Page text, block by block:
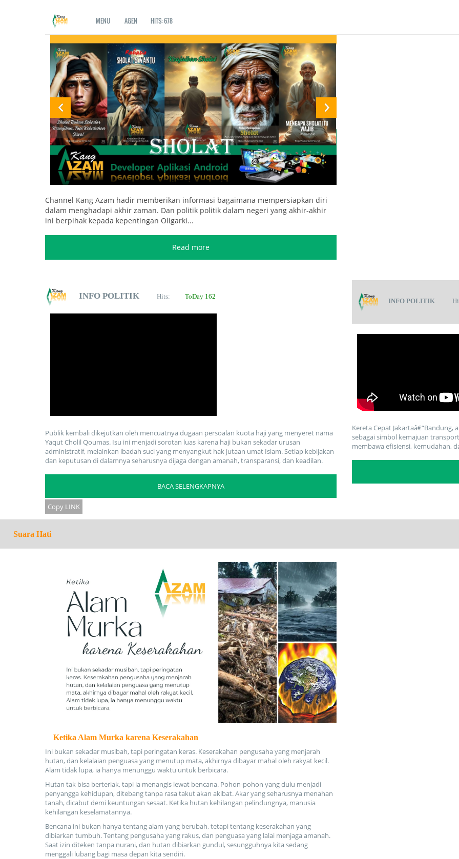
MENU AGEN HITS: 678
Channel Kang Azam hadir memberikan informasi bagaimana mempersiapkan diri
dalam menghadapi akhir zaman. Dan politik politik dalam negeri yang akhir-akhir
ini berpihak kepada kepentingan Oligarki...
Read more
INFO POLITIK Hits: ToDay 162
Publik kembali dikejutkan oleh mencuatnya dugaan persoalan kuota haji yang menyeret nama
Yaqut Cholil Qoumas. Isu ini menjadi sorotan luas karena haji bukan sekadar urusan
administratif, melainkan ibadah suci yang menyangkut hak jutaan umat Islam. Setiap kebijakan
dan keputusan di dalamnya seharusnya dijaga dengan amanah, transparansi, dan keadilan.
BACA SELENGKAPNYA
Copy LINK
INFO POLITIK
Kereta Cepat
sebagai simbol kemajuan
membawa efisiensi, kemudahan,
Suara Hati
Ketika Alam Murka karena Keserakahan
Ini bukan sekadar musibah, tapi peringatan keras. Keserakahan pengusaha yang menjarah
hutan, dan kelalaian penguasa yang menutup mata, akhirnya dibayar mahal oleh rakyat kecil.
Alam tidak lupa, ia hanya menunggu waktu untuk berbicara.
Hutan tak bisa berteriak, tapi ia menangis lewat bencana. Pohon-pohon yang dulu menjadi
penyangga kehidupan, ditebang tanpa rasa takut akan akibat. Akar yang seharusnya menahan
tanah, dicabut demi keuntungan sesaat. Ketika hutan kehilangan pelindungnya, manusia
kehilangan keselamatannya.
Bencana ini bukan hanya tentang alam yang berubah, tetapi tentang keserakahan yang
dibiarkan tumbuh. Tentang pengusaha yang rakus, dan penguasa yang lalai menjaga amanah.
Saat izin diteken tanpa nurani, dan hutan dibiarkan gundul, sesungguhnya kita sedang
menggali lubang bagi masa depan kita sendiri.